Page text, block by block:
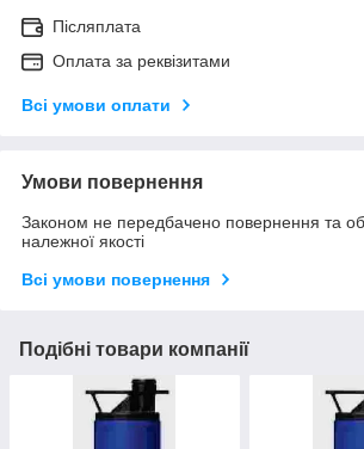
Післяплата
Оплата за реквізитами
Всі умови оплати
Умови повернення
Законом не передбачено повернення та
належної якості
Всі умови повернення
Подібні товари компанії